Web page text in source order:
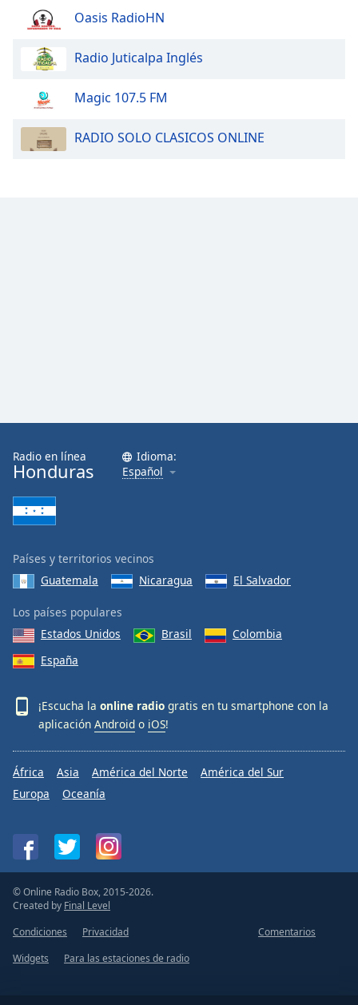
Oasis RadioHN
Radio Juticalpa Inglés
Magic 107.5 FM
RADIO SOLO CLASICOS ONLINE
Radio en línea
Honduras
Idioma:
Español
Países y territorios vecinos
Guatemala
Nicaragua El Salvador
Los países populares
Estados Unidos
Brasil
Colombia
España
¡Escucha la online radio gratis en tu smartphone con la
aplicación Android o iOS!
África Asia América del Norte
América del Sur
Europa
Oceanía
© Online Radio Box, 2015-2026.
Created by Final Level
Condiciones
Privacidad
Comentarios
Widgets
Para las estaciones de radio